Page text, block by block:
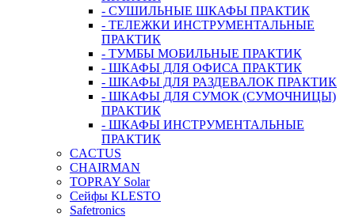
- СУШИЛЬНЫЕ ШКАФЫ ПРАКТИК
- ТЕЛЕЖКИ ИНСТРУМЕНТАЛЬНЫЕ
ПРАКТИК
- ТУМБЫ МОБИЛЬНЫЕ ПРАКТИК
- ШКАФЫ ДЛЯ ОФИСА ПРАКТИК
- ШКАФЫ ДЛЯ РАЗДЕВАЛОК ПРАКТИК
- ШКАФЫ ДЛЯ СУМОК (СУМОЧНИЦЫ)
ПРАКТИК
- ШКАФЫ ИНСТРУМЕНТАЛЬНЫЕ
ПРАКТИК
CACTUS
CHAIRMAN
TOPRAY Solar
Сейфы KLESTO
Safetronics